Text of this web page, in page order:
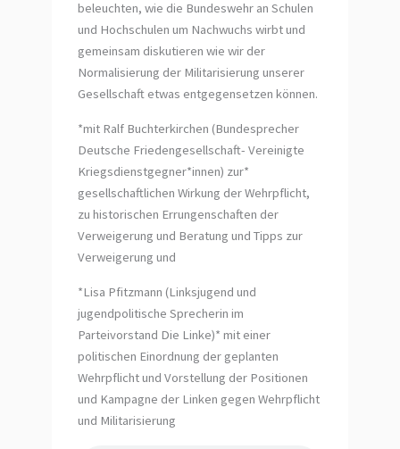
beleuchten, wie die Bundeswehr an Schulen
und Hochschulen um Nachwuchs wirbt und
gemeinsam diskutieren wie wir der
Normalisierung der Militarisierung unserer
Gesellschaft etwas entgegensetzen können.
*mit Ralf Buchterkirchen (Bundesprecher
Deutsche Friedengesellschaft- Vereinigte
Kriegsdienstgegner*innen) zur*
gesellschaftlichen Wirkung der Wehrpflicht,
zu historischen Errungenschaften der
Verweigerung und Beratung und Tipps zur
Verweigerung und
*Lisa Pfitzmann (Linksjugend und
jugendpolitische Sprecherin im
Parteivorstand Die Linke)* mit einer
politischen Einordnung der geplanten
Wehrpflicht und Vorstellung der Positionen
und Kampagne der Linken gegen Wehrpflicht
und Militarisierung